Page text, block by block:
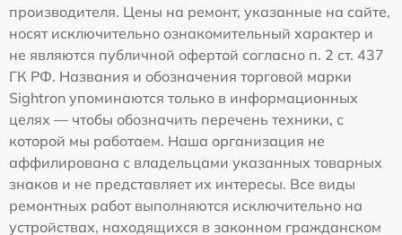
производителя. Цены на ремонт, указанные на сайте,
носят исключительно ознакомительный характер и
не являются публичной офертой согласно п. 2 ст. 437
ГК РФ. Названия и обозначения торговой марки
Sightron упоминаются только в информационных
целях — чтобы обозначить перечень техники, с
которой мы работаем. Наша организация не
аффилирована с владельцами указанных товарных
знаков и не представляет их интересы. Все виды
ремонтных работ выполняются исключительно на
устройствах, находящихся в законном гражданском